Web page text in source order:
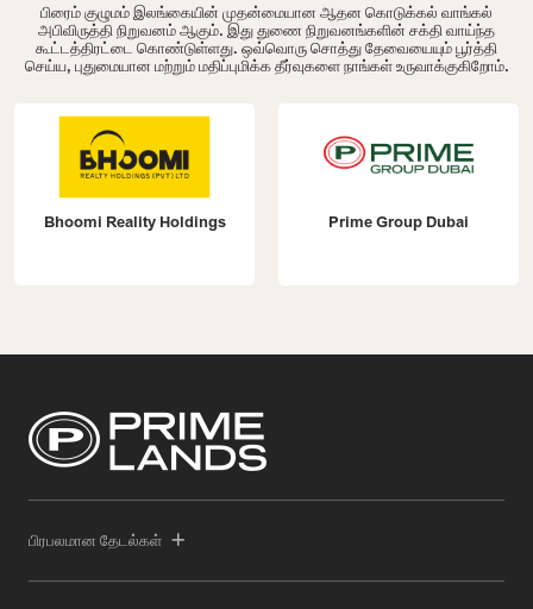
பிரைம் குழுமம் இலங்கையின் முதன்மையான ஆதன கொடுக்கல் வாங்கல்
அபிவிருத்தி நிறுவனம் ஆகும். இது துணை நிறுவனங்களின் சக்தி வாய்ந்த
கூட்டத்திரட்டை கொண்டுள்ளது. ஒவ்வொரு சொத்து தேவையையும் பூர்த்தி
செய்ய, புதுமையான மற்றும் மதிப்புமிக்க தீர்வுகளை நாங்கள் உருவாக்குகிறோம்.
Bhoomi Reality Holdings Prime Group Dubai
பிரபலமான தேடல்கள்